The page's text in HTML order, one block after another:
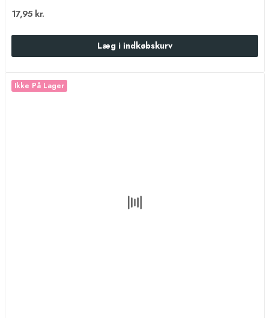
17,95 kr.
Læg i indkøbskurv
Ikke På Lager